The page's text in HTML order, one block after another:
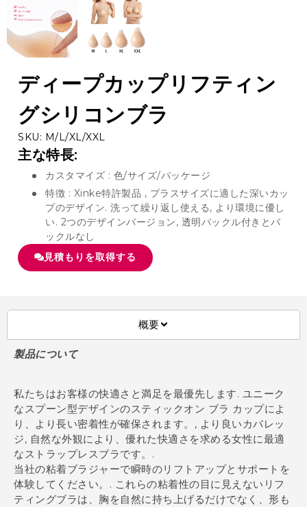
ディープカップリフティン
グシリコンブラ
SKU: M/L/XL/XXL
主な特長:
カスタマイズ : 色/サイズ/パッケージ
特徴 : Xinke特許製品 , プラスサイズに適した深いカッ
プのデザイン. 洗って繰り返し使える, より環境に優し
い. 2つのデザインバージョン, 透明バックル付きとバ
ックルなし
見積もりを取得する
概要
製品について
私たちはお客様の快適さと満足を最優先します. ユニーク
なスプーン型デザインのスティックオン ブラ カップによ
り、より長い密着性が確保されます。, より良いカバレッ
ジ, 自然な外観により、優れた快適さを求める女性に最適
なストラップレスブラです。.
当社の粘着ブラジャーで瞬時のリフトアップとサポートを
体験してください。. これらの粘着性の目に見えないリフ
ティングブラは、胸を自然に持ち上げるだけでなく、形も